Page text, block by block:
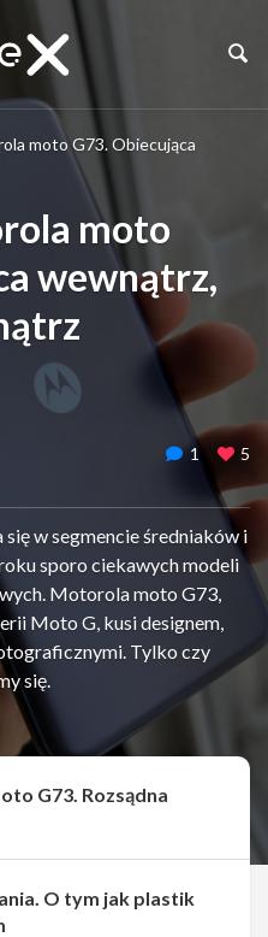
moto G73. Obiecująca
moto
wewnątrz,
1 5
w segmencie średniaków i
sporo ciekawych modeli
Motorola moto G73,
Moto G, kusi designem,
Tylko czy
się.
G73. Rozsądna
O tym jak plastik